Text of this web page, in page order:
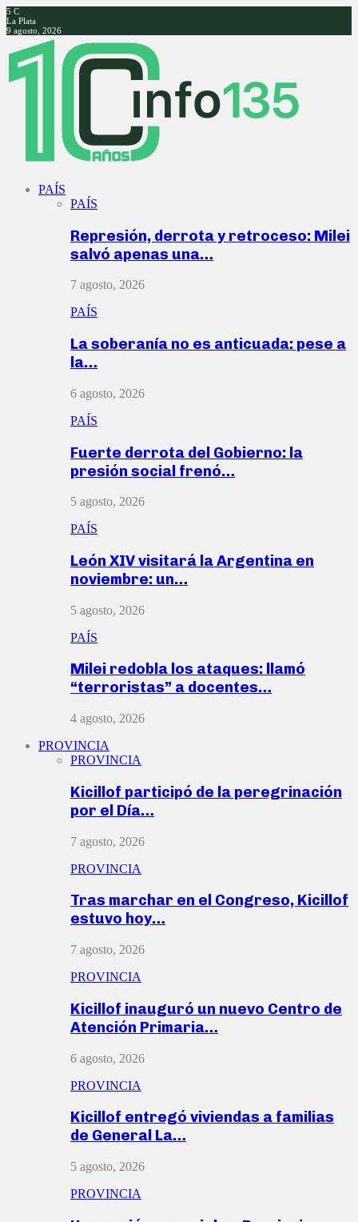
5 C
La Plata
9 agosto, 2026
Facebook
Twitter
Instagram
Youtube
PAÍS
PAÍS
Represión, derrota y retroceso: Milei
salvó apenas una…
7 agosto, 2026
PAÍS
La soberanía no es anticuada: pese a
la…
6 agosto, 2026
PAÍS
Fuerte derrota del Gobierno: la
presión social frenó…
5 agosto, 2026
PAÍS
León XIV visitará la Argentina en
noviembre: un…
5 agosto, 2026
PAÍS
Milei redobla los ataques: llamó
“terroristas” a docentes…
4 agosto, 2026
PROVINCIA
PROVINCIA
Kicillof participó de la peregrinación
por el Día…
7 agosto, 2026
PROVINCIA
Tras marchar en el Congreso, Kicillof
estuvo hoy…
7 agosto, 2026
PROVINCIA
Kicillof inauguró un nuevo Centro de
Atención Primaria…
6 agosto, 2026
PROVINCIA
Kicillof entregó viviendas a familias
de General La…
5 agosto, 2026
PROVINCIA